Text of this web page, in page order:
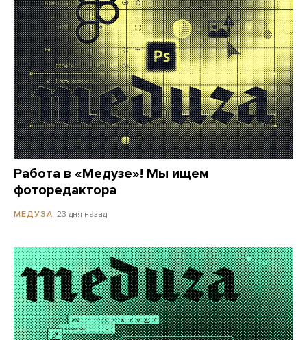
Работа в «Медузе»! Мы ищем
фоторедактора
МЕДУЗА 23 дня назад